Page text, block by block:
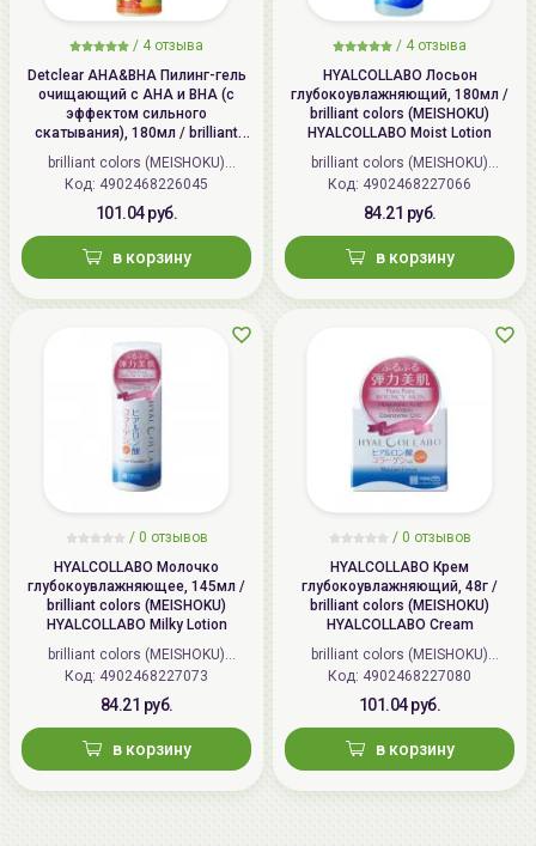
/ 4 отзыва
Detclear AHA&BHA Пилинг-гель
очищающий с AHA и BHA (с
эффектом сильного
скатывания), 180мл / brilliant
colors (MEISHOKU) Detclear
Bright&Peel AHA&BHA Fruits
Peeling Jelly
brilliant colors (MEISHOKU)
(Япония)
Код: 4902468226045
101.04 руб.
в корзину
/ 4 отзыва
HYALCOLLABO Лосьон
глубокоувлажняющий, 180мл /
brilliant colors (MEISHOKU)
HYALCOLLABO Moist Lotion
brilliant colors (MEISHOKU)
(Япония)
Код: 4902468227066
84.21 руб.
в корзину
/ 0 отзывов
HYALCOLLABO Молочко
глубокоувлажняющее, 145мл /
brilliant colors (MEISHOKU)
HYALCOLLABO Milky Lotion
brilliant colors (MEISHOKU)
(Япония)
Код: 4902468227073
84.21 руб.
в корзину
/ 0 отзывов
HYALCOLLABO Крем
глубокоувлажняющий, 48г /
brilliant colors (MEISHOKU)
HYALCOLLABO Cream
brilliant colors (MEISHOKU)
(Япония)
Код: 4902468227080
101.04 руб.
в корзину